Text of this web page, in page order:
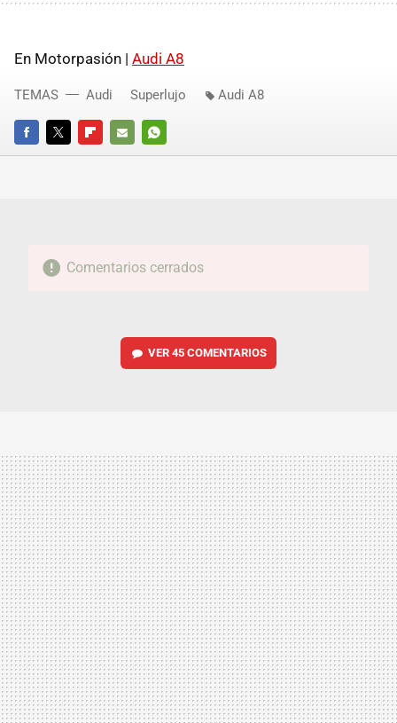
En Motorpasión | Audi A8
FACEBOOKTWITTERFLIPBOARD
E-
WHATSAPP
TEMAS Audi Superlujo Audi A8
Comentarios cerrados
VER 45 COMENTARIOS